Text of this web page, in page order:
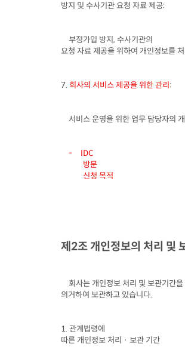
방지 및 수사기관 요청 자료 제공:
부정가입 방지, 수사기관의
요청 자료 제공을 위하여 개인정보를
7. 회사의 서비스 제공을 위한 관리 :
서비스 운영을 위한 업무 담당자의
-
방문
신청 목적
제 2조 개인정보의 처리 및
회사는 개인정보 처리 및 보관기간
의거하여 보관하고 있습니다.
1. 관계법령에
따른 개인정보 처리 · 보관 기간